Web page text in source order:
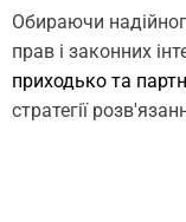
Обираючи
прав і законних
приходько та
стратегії